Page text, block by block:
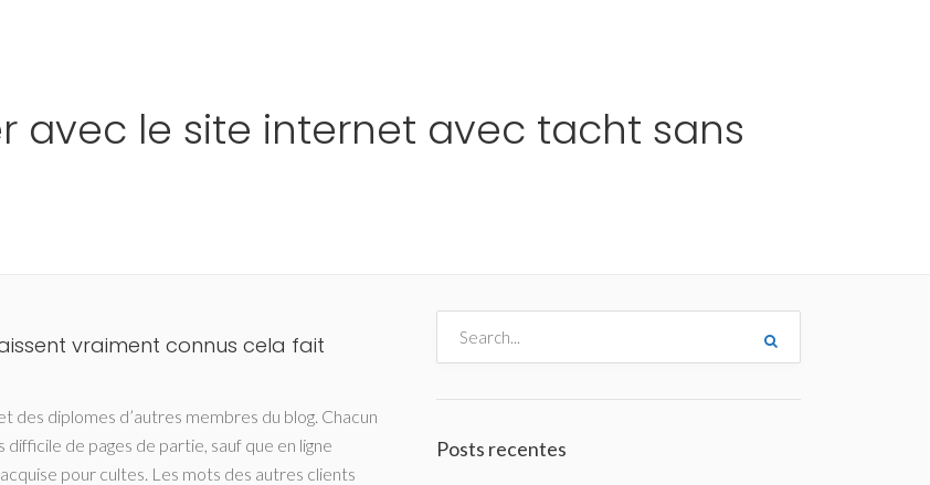
avec le site internet avec tacht sans
vraiment connus cela fait
diplomes d’autres membres du blog. Chacun
de pages de partie, sauf que en ligne
pour cultes. Les mots des autres clients
Posts recentes